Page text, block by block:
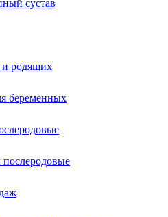
сустав
и родящих
беременных